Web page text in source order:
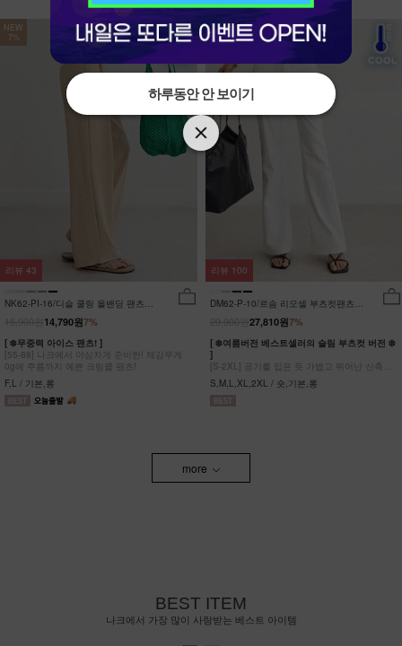
NEW
7%
NK62-PI-16/디슬 쿨링 올밴딩 팬츠
7%
14,790원
[ ❄️무중력 아이스 팬츠! ]
[55-88] 나크에서 야심차게 준비한! 체감무게
0g에 주름까지 예쁜 크링클 팬츠!
F,L / 기본,롱
리뷰 43
NEW
7%
DM62-P-10/르솜 리오셀 부츠컷팬츠
7%
27,810원
[ ❄️여름버전 베스트셀러의 슬림 부츠컷 버전 ❄️
]
[S-2XL] 공기를 입은 듯 가볍고 뛰어난 신축성
원단에 슬림함을 더한 부츠컷 팬츠!
S,M,L,XL,2XL / 숏,기본,롱
리뷰 100
more
BEST ITEM
나크에서 가장 많이 사랑받는 베스트 아이템
하루동안 안 보이기
하루동안 안 보이기